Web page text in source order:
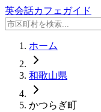
英会話カフェガイド
ホーム
和歌山県
かつらぎ町